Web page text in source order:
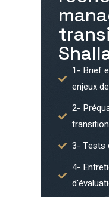
1- Brief
enjeux
2-
transition
3- Tests
4-